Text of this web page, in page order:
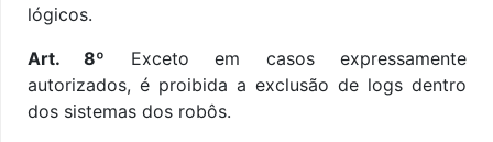
lógicos.
Art. 8º Exceto em casos expressamente
autorizados, é proibida a exclusão de logs dentro
dos sistemas dos robôs.